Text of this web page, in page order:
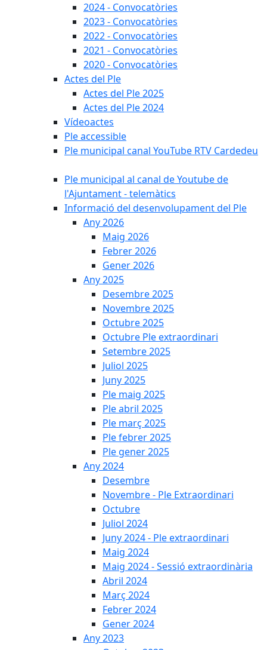
2024 - Convocatòries
2023 - Convocatòries
2022 - Convocatòries
2021 - Convocatòries
2020 - Convocatòries
Actes del Ple
Actes del Ple 2025
Actes del Ple 2024
Vídeoactes
Ple accessible
Ple municipal canal YouTube RTV Cardedeu
Ple municipal al canal de Youtube de
l'Ajuntament - telemàtics
Informació del desenvolupament del Ple
Any 2026
Maig 2026
Febrer 2026
Gener 2026
Any 2025
Desembre 2025
Novembre 2025
Octubre 2025
Octubre Ple extraordinari
Setembre 2025
Juliol 2025
Juny 2025
Ple maig 2025
Ple abril 2025
Ple març 2025
Ple febrer 2025
Ple gener 2025
Any 2024
Desembre
Novembre - Ple Extraordinari
Octubre
Juliol 2024
Juny 2024 - Ple extraordinari
Maig 2024
Maig 2024 - Sessió extraordinària
Abril 2024
Març 2024
Febrer 2024
Gener 2024
Any 2023